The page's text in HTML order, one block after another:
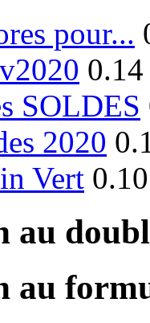
pour...
SOLDES
2020
Vert
au
au